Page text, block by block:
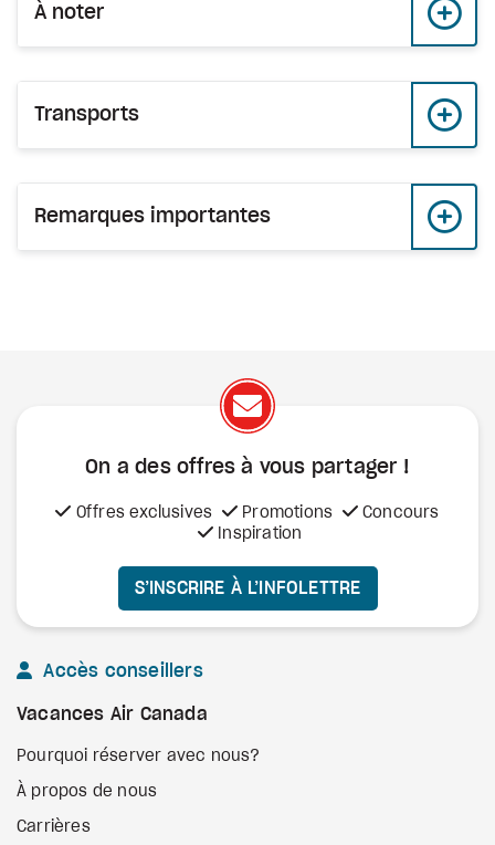
À noter
Transports
Remarques importantes
On a des offres à vous partager !
Offres exclusives Promotions
Concours
Inspiration
S’INSCRIRE À L’INFOLETTRE
Accès conseillers
Vacances Air Canada
Pourquoi réserver avec nous?
À propos de nous
Carrières